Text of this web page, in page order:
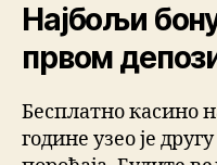
Најбољи
првом
Бесплатно касино
године узео је